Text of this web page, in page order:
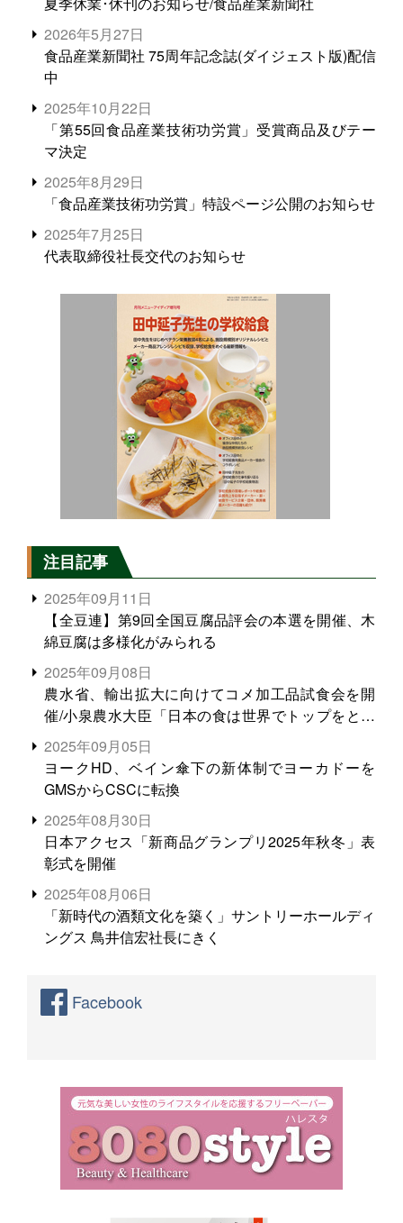
2026年5月27日
食品産業新聞社 75周年記念誌(ダイジェスト版)配信
中
2025年10月22日
「第55回食品産業技術功労賞」受賞商品及びテー
マ決定
2025年8月29日
「食品産業技術功労賞」特設ページ公開のお知らせ
2025年7月25日
代表取締役社長交代のお知らせ
注目記事
2025年09月11日
【全豆連】第9回全国豆腐品評会の本選を開催、木
綿豆腐は多様化がみられる
2025年09月08日
農水省、輸出拡大に向けてコメ加工品試食会を開
催/小泉農水大臣「日本の食は世界でトップをとれ
る。米増産に向けて、米輸出需要の拡大を」
2025年09月05日
ヨークHD、ベイン傘下の新体制でヨーカドーを
GMSからCSCに転換
2025年08月30日
日本アクセス「新商品グランプリ2025年秋冬」表
彰式を開催
2025年08月06日
「新時代の酒類文化を築く」サントリーホールディ
ングス 鳥井信宏社長にきく
Facebook